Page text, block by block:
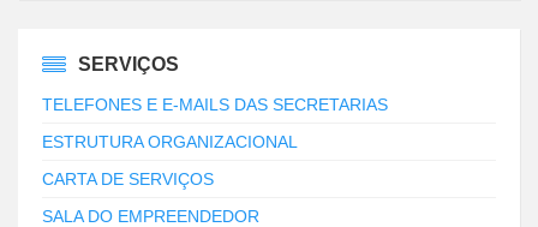
SERVIÇOS
TELEFONES E E-MAILS DAS SECRETARIAS
ESTRUTURA ORGANIZACIONAL
CARTA DE SERVIÇOS
SALA DO EMPREENDEDOR